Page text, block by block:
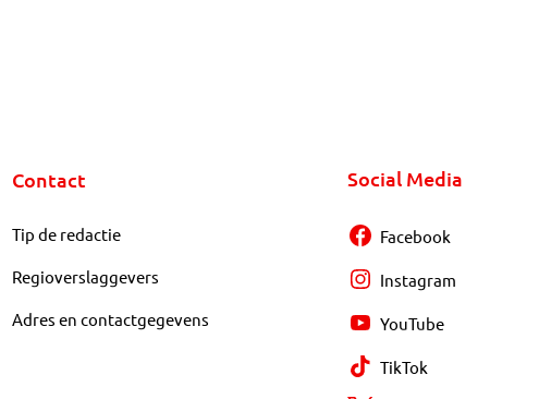
Contact
Tip de redactie
Regioverslaggevers
Adres en contactgegevens
Social Media
Facebook
Instagram
YouTube
TikTok